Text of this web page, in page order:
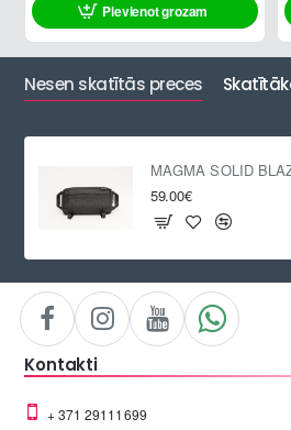
Pievienot grozam
Nesen skatītās preces
59.00€
Kontakti
+ 371 29111699